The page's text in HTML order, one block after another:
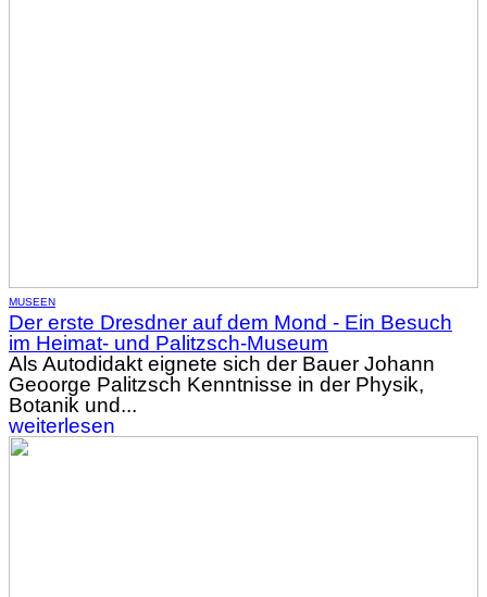
MUSEEN
Der erste Dresdner auf dem Mond - Ein Besuch
im Heimat- und Palitzsch-Museum
Als Autodidakt eignete sich der Bauer Johann
Geoorge Palitzsch Kenntnisse in der Physik,
Botanik und...
weiterlesen